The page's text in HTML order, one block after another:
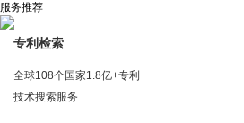
服务推荐
专利检索
全球108个国家1.8亿+专利
技术搜索服务